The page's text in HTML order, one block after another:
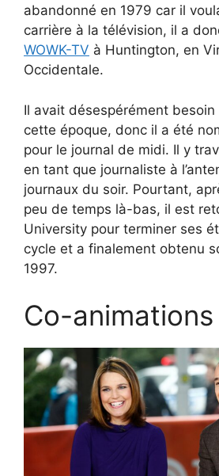
abandonné en 1979 car il
carrière à la télévision, il a
WOWK-TV à Huntington, en
Occidentale.
Il avait désespérément besoin
cette époque, donc il a été
pour le journal de midi. Il y
en tant que journaliste à
journaux du soir. Pourtant,
peu de temps là-bas, il est
University pour terminer ses
cycle et a finalement obtenu
1997.
Co-animations